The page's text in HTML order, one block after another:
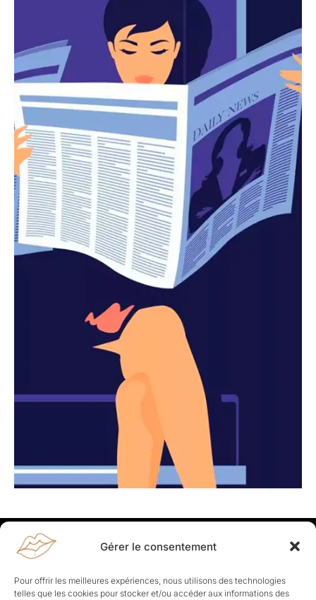
Gérer le consentement
Pour offrir les meilleures expériences, nous utilisons des technologies
telles que les cookies pour stocker et/ou accéder aux informations des
Rapporteuses
À propos de Rapporteuses :Rapporteuses, c’est l’histoire de
Parisiennes, bien dans leurs baskets qui aiment rapporter ce qui leur